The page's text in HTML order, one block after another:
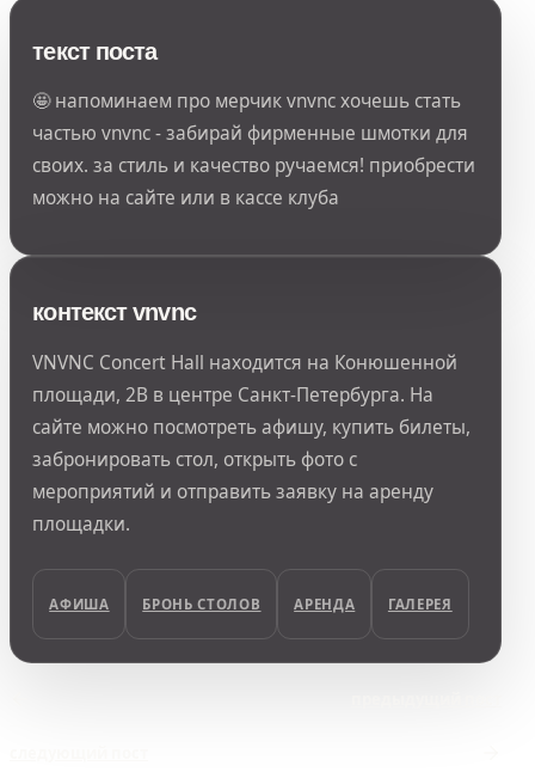
текст поста
🤩 напоминаем про мерчик vnvnc хочешь стать
частью vnvnc - забирай фирменные шмотки для
своих. за стиль и качество ручаемся! приобрести
можно на сайте или в кассе клуба
контекст vnvnc
VNVNC Concert Hall находится на Конюшенной
площади, 2В в центре Санкт-Петербурга. На
сайте можно посмотреть афишу, купить билеты,
забронировать стол, открыть фото с
мероприятий и отправить заявку на аренду
площадки.
АФИША БРОНЬ СТОЛОВ АРЕНДА ГАЛЕРЕЯ